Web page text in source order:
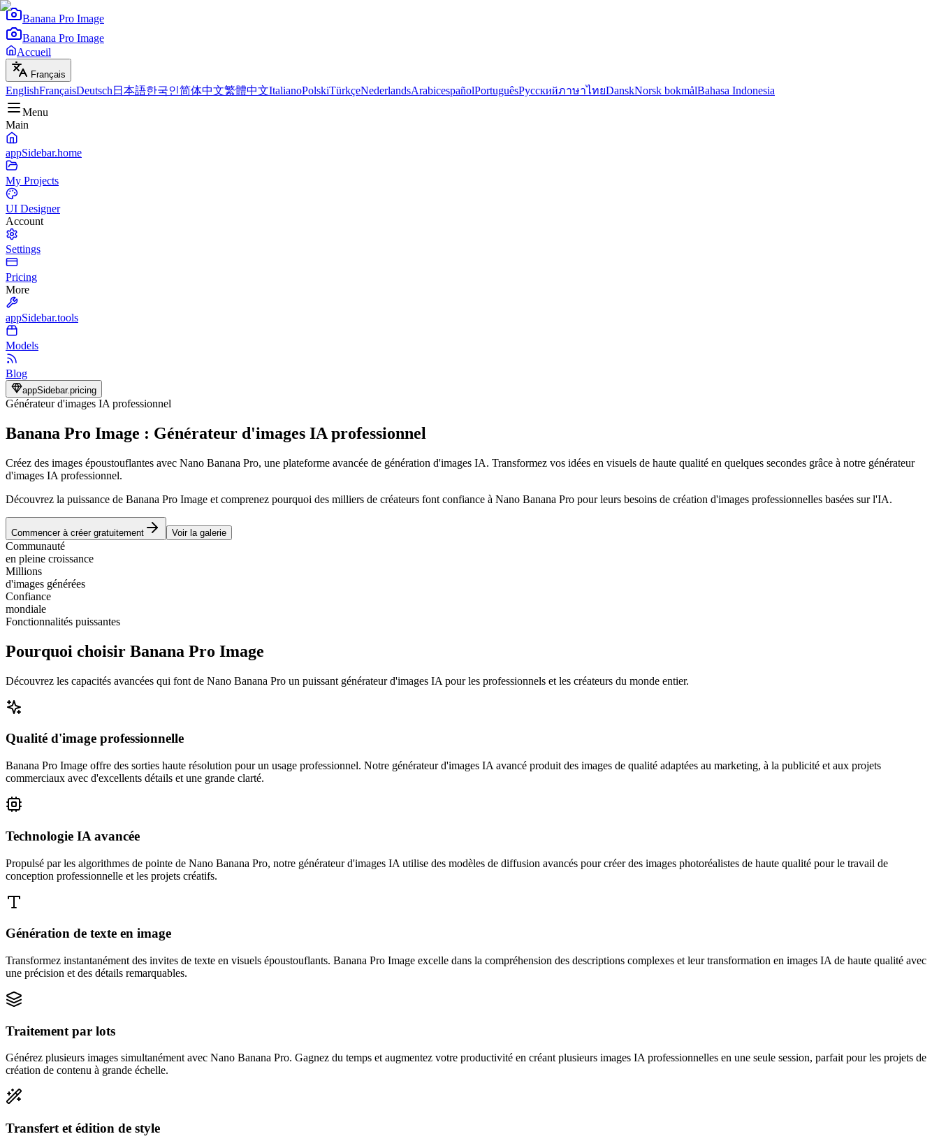
Banana Pro Image
Banana Pro Image
Accueil
Français
EnglishFrançaisDeutsch 日本語한국인简体中文繁體中文ItalianoPolskiTürkçeNederlandsArabicespañolPortuguêsРусскийภาษาไทยDanskNorsk bokmålBahasa Indonesia
Menu
Main
appSidebar.home
My Projects
UI Designer
Account
Settings
Pricing
More
appSidebar.tools
Models
Blog
appSidebar.pricing
Générateur d'images IA professionnel
Banana Pro Image : Générateur d'images IA professionnel
Créez des images époustouflantes avec Nano Banana Pro, une plateforme avancée de génération d'images IA. Transformez vos idées en visuels de haute qualité en quelques secondes grâce à notre générateur
d'images IA professionnel.
Découvrez la puissance de Banana Pro Image et comprenez pourquoi des milliers de créateurs font confiance à Nano Banana Pro pour leurs besoins de création d'images professionnelles basées sur l'IA.
Commencer à créer gratuitement Voir la galerie
Communauté
en pleine croissance
Millions
d'images générées
Confiance
mondiale
Fonctionnalités puissantes
Pourquoi choisir Banana Pro Image
Découvrez les capacités avancées qui font de Nano Banana Pro un puissant générateur d'images IA pour les professionnels et les créateurs du monde entier.
Qualité d'image professionnelle
Banana Pro Image offre des sorties haute résolution pour un usage professionnel. Notre générateur d'images IA avancé produit des images de qualité adaptées au marketing, à la publicité et aux projets
commerciaux avec d'excellents détails et une grande clarté.
Technologie IA avancée
Propulsé par les algorithmes de pointe de Nano Banana Pro, notre générateur d'images IA utilise des modèles de diffusion avancés pour créer des images photoréalistes de haute qualité pour le travail de
conception professionnelle et les projets créatifs.
Génération de texte en image
Transformez instantanément des invites de texte en visuels époustouflants. Banana Pro Image excelle dans la compréhension des descriptions complexes et leur transformation en images IA de haute qualité avec
une précision et des détails remarquables.
Traitement par lots
Générez plusieurs images simultanément avec Nano Banana Pro. Gagnez du temps et augmentez votre productivité en créant plusieurs images IA professionnelles en une seule session, parfait pour les projets de
création de contenu à grande échelle.
Transfert et édition de style